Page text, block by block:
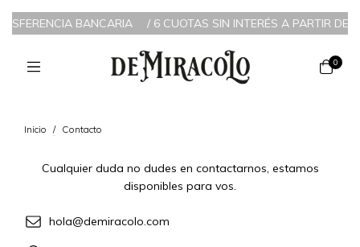
BANCARIA /6 CUOTAS SIN INTERÉS A PARTIR DE
0
Inicio / Contacto
Cualquier duda no dudes en contactarnos, estamos
disponibles para vos.
hola@demiracolo.com